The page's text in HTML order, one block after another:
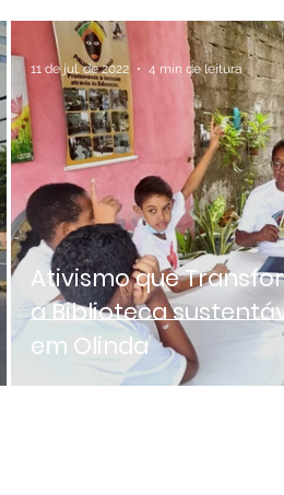
Ativismo que
a Biblioteca
em Olinda
11 de jul. de 2022 4 min de leitura